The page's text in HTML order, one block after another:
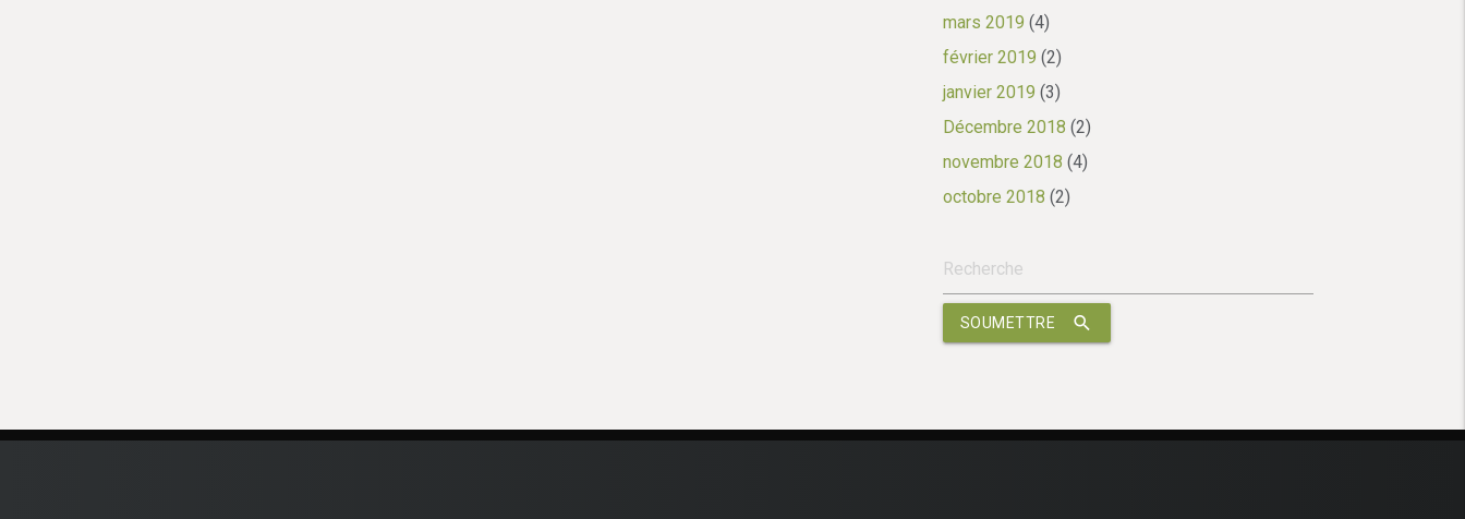
mars 2019 (4)
février 2019 (2)
janvier 2019 (3)
Décembre 2018 (2)
novembre 2018 (4)
octobre 2018 (2)
search
SOUMETTRE